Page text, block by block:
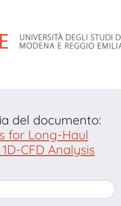
del documento:
for Long-Haul
CFD Analysis